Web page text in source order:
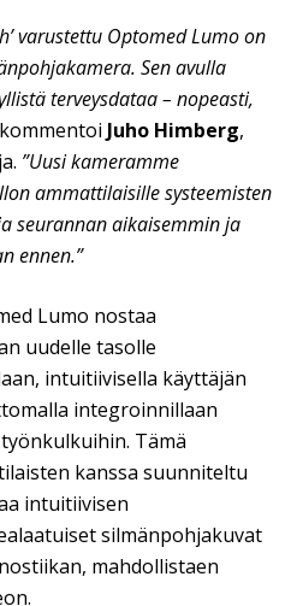
varustettu Optomed Lumo on
Sen avulla
terveysdataa – nopeasti,
Juho Himberg,
”Uusi kameramme
ammattilaisille systeemisten
seurannan aikaisemmin ja
ennen.”
Lumo nostaa
uudelle tasolle
intuitiivisella käyttäjän
integroinnillaan
Tämä
kanssa suunniteltu
intuitiivisen
silmänpohjakuvat
mahdollistaen